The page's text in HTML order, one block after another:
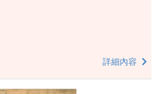
詳細內容